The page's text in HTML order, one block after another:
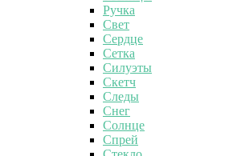
Ручка
Свет
Сердце
Сетка
Силуэты
Скетч
Следы
Снег
Солнце
Спрей